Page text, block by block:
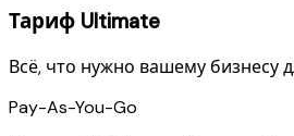
Тариф Ultimate
Всё, что нужно вашему бизнесу
Pay-As-You-Go